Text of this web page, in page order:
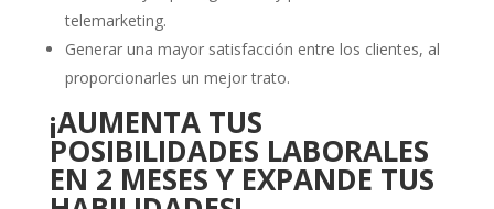
telemarketing.
Generar una mayor satisfacción entre los clientes, al
proporcionarles un mejor trato.
¡AUMENTA TUS
POSIBILIDADES LABORALES
EN 2 MESES Y EXPANDE TUS